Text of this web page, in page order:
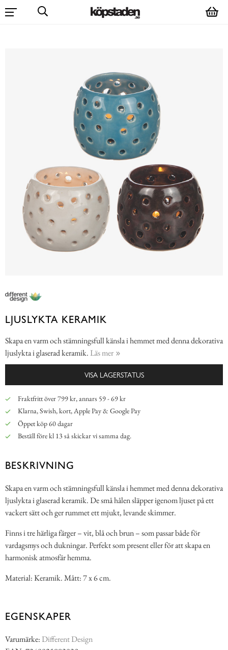
LJUSLYKTA KERAMIK
Skapa en varm och stämningsfull känsla i hemmet med denna dekorativa
ljuslykta i glaserad keramik. Läs mer
VISA LAGERSTATUS
Fraktfritt över 799 kr, annars 59 - 69 kr
Klarna, Swish, kort, Apple Pay & Google Pay
Öppet köp 60 dagar
Beställ före kl 13 så skickar vi samma dag.
BESKRIVNING
Skapa en varm och stämningsfull känsla i hemmet med denna dekorativa
ljuslykta i glaserad keramik. De små hålen släpper igenom ljuset på ett
vackert sätt och ger rummet ett mjukt, levande skimmer.
Finns i tre härliga färger – vit, blå och brun – som passar både för
vardagsmys och dukningar. Perfekt som present eller för att skapa en
harmonisk atmosfär hemma.
Material: Keramik. Mått: 7 x 6 cm.
EGENSKAPER
Varumärke: Different Design